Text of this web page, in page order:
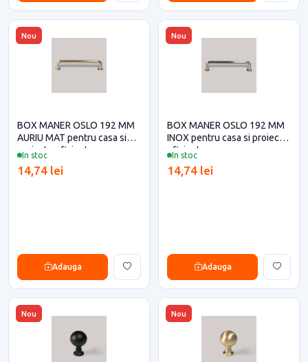
Nou
In stoc
BOX MANER OSLO 192 MM
AURIU MAT pentru casa si
proiecte eficiente
14,74 lei
Adauga
Nou
In stoc
BOX MANER OSLO 192 MM
INOX pentru casa si proiecte
eficiente
14,74 lei
Adauga
Nou Nou